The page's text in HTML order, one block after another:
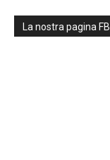
La nostra pagina FB